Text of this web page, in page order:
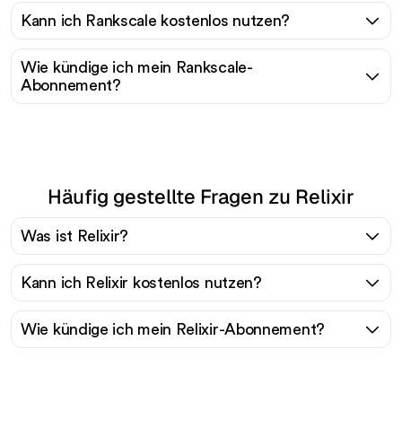
Kann ich Rankscale kostenlos nutzen?
Wie kündige ich mein Rankscale-
Abonnement?
Häufig gestellte Fragen zu Relixir
Was ist Relixir?
Kann ich Relixir kostenlos nutzen?
Wie kündige ich mein Relixir-Abonnement?